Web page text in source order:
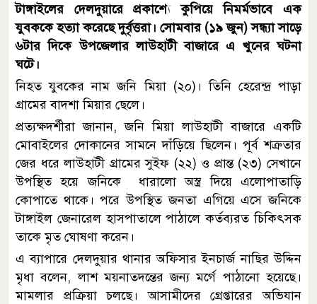
টাঙ্গাইলের দেলদুয়ারে প্রকাশ্যে কুপিয়ে নিমর্মভাবে এক
যুবককে হত্যা করেছে দুর্বৃত্তরা। সোমবার (১৯ জুন) সন্ধ্যা সাড়ে
৬টার দিকে উপজেলার লাউহাটী বাজারে এ খুনের ঘটনা
ঘটে।
নিহত যুবকের নাম জনি মিয়া (২০)। তিনি হেরেন্দ্র পাড়া
গ্রামের বাদশা মিয়ার ছেলে।
প্রত্যক্ষদর্শীরা জানান, জনি মিয়া লাউহাটী বাজারে একটি
মোবাইলের দোকানের সামনে দাঁড়িয়ে ছিলেন। পূর্ব শত্রুতার
জের ধরে লাউহাটী গ্রামের সুইফ (২২) ও প্রান্ত (২৩) সেখানে
উপস্থিত হয়ে জনিকে ধারালো অস্ত্র দিয়ে এলোপাতাড়ি
কোপাতে থাকে। পরে উপস্থিত জনতা এগিয়ে এসে জনিকে
টাঙ্গাইল জেনারেল হাসপাতালে পাঠালে কর্তব্যরত চিকিৎসক
তাকে মৃত ঘোষণা করেন।
এ ব্যাপারে দেলদুয়ার থানার অফিসার ইনচার্জ নাছির উদ্দিন
মৃধা বলেন, লাশ ময়নাতদন্তের জন্য মর্গে পাঠানো হয়েছে।
মামলার প্রক্রিয়া চলছে। আসামীদের গ্রেপ্তারের অভিযান